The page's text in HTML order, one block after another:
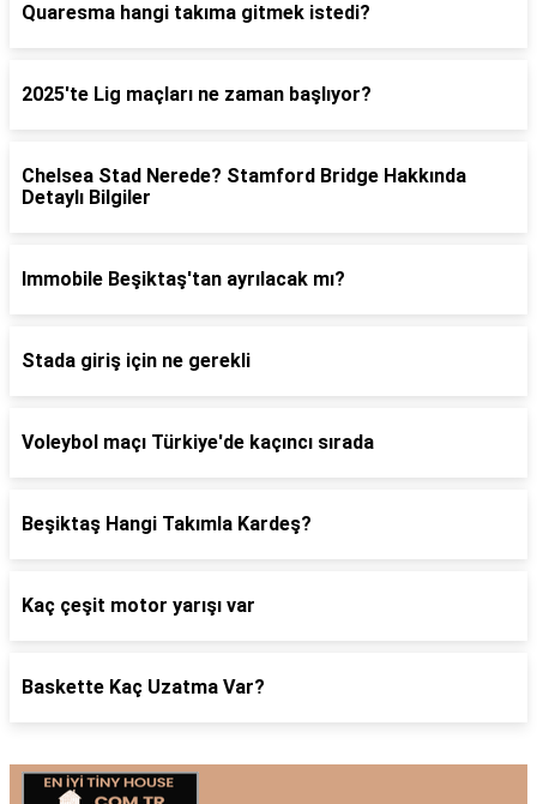
Quaresma hangi takıma gitmek istedi?
2025'te Lig maçları ne zaman başlıyor?
Chelsea Stad Nerede? Stamford Bridge Hakkında
Detaylı Bilgiler
Immobile Beşiktaş'tan ayrılacak mı?
Stada giriş için ne gerekli
Voleybol maçı Türkiye'de kaçıncı sırada
Beşiktaş Hangi Takımla Kardeş?
Kaç çeşit motor yarışı var
Baskette Kaç Uzatma Var?